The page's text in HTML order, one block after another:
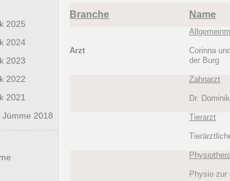
2025
2024
2023
2022
2021
Jümme 2018
Branche Name
Arzt
Corinna
der Burg
Zahnarzt
Dr.
Tierarzt
Physio zur